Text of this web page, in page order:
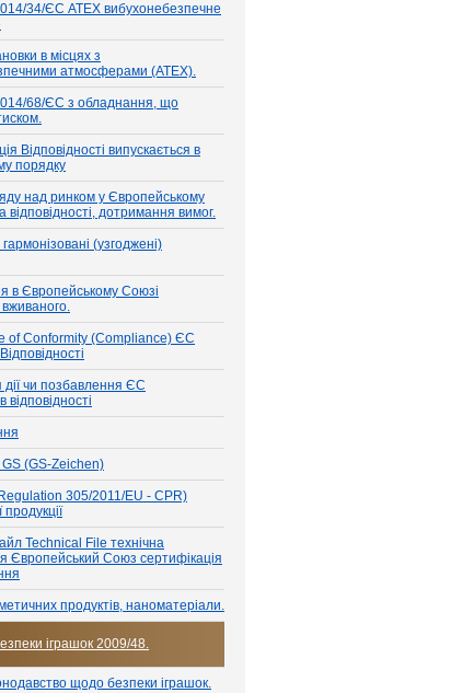
34/ЄС ATEX вибухонебезпечне
в місцях з
атмосферами (ATEX).
68/ЄС з обладнання, що
Відповідності випускається в
порядку
над ринком у Європейському
відповідності, дотримання вимог.
(узгоджені)
в Європейському Союзі
of Conformity (Compliance) ЄС
чи позбавлення ЄС
відповідності
(GS-Zeichen)
305/2011/EU - CPR)
продукції
Technical File технічна
Європейський Союз сертифікація
продуктів, наноматеріали.
іграшок 2009/48.
щодо безпеки іграшок.